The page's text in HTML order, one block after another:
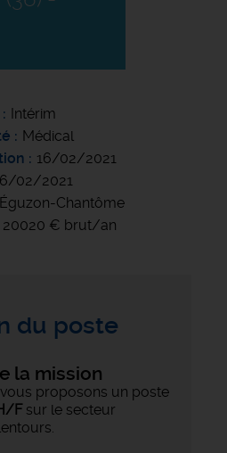
Intérim
Médical
16/02/2021
02/2021
Éguzon-Chantôme
20020 € brut/an
du poste
la mission
proposons un poste
F sur le secteur